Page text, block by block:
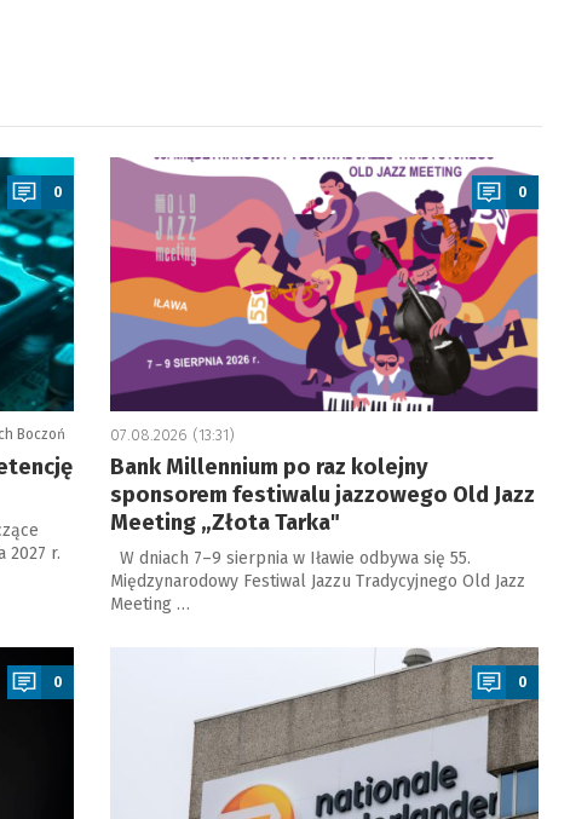
0
Boczoń
2027 r.
a
0
07.08.2026 (13:31)
Bank Millennium po raz kolejny
sponsorem festiwalu jazzowego Old Jazz
Meeting „Złota Tarka"
W dniach 7–9 sierpnia w Iławie odbywa się 55.
Międzynarodowy Festiwal Jazzu Tradycyjnego Old Jazz
Meeting …
0 0